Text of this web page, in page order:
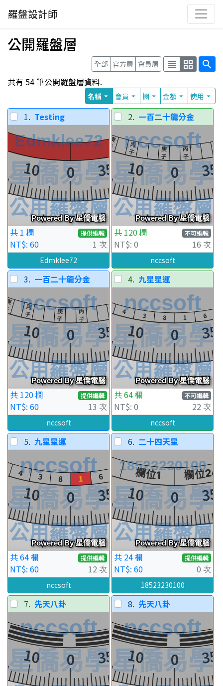
羅盤設計師
公開羅盤層
全部 官方層 會員層 view_headline grid_view
search
共有 54 筆公開羅盤層資料.
名稱 arrow_drop_down 會員 arrow_drop_down 欄 arrow_drop_down 金額 arrow_drop_down 使用 arrow_drop_down
1. Testing
共 1 欄 提供編輯
NT$: 60 1 次
Edmklee72
2. 一百二十龍分金
共 120 欄 不可編輯
NT$: 0 16 次
nccsoft
3. 一百二十龍分金
共 120 欄 提供編輯
NT$: 60 13 次
nccsoft
4. 九星星運
共 64 欄 不可編輯
NT$: 0 22 次
nccsoft
5. 九星星運
共 64 欄 提供編輯
NT$: 60 12 次
nccsoft
6. 二十四天星
共 24 欄 提供編輯
NT$: 60 0 次
18523230100
7. 先天八卦 8. 先天八卦